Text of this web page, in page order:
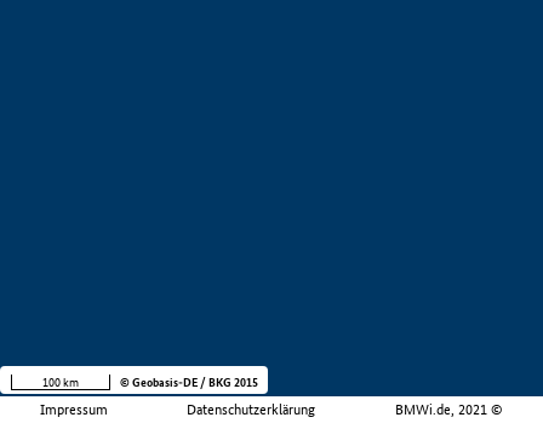
Impressum Datenschutzerklärung BMWi.de, 2021 ©
100 km © Geobasis-DE / BKG 2015